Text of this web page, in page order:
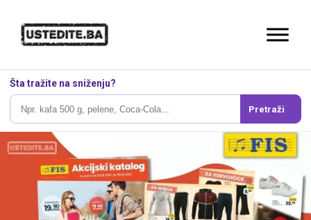
Šta tražite na sniženju?
Pretraži